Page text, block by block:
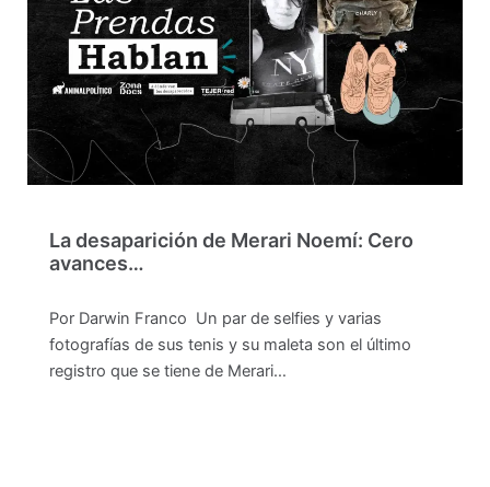
La desaparición de Merari Noemí: Cero
avances…
Por Darwin Franco Un par de selfies y varias
fotografías de sus tenis y su maleta son el último
registro que se tiene de Merari…